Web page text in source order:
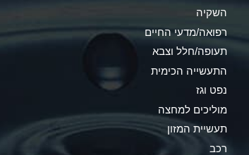
D
A
D
השקיה
רפואה/מדעי החיים
תעופה/חלל וצבא
התעשייה הכימית
נפט וגז
מוליכים למחצה
תעשיית המזון
רכב